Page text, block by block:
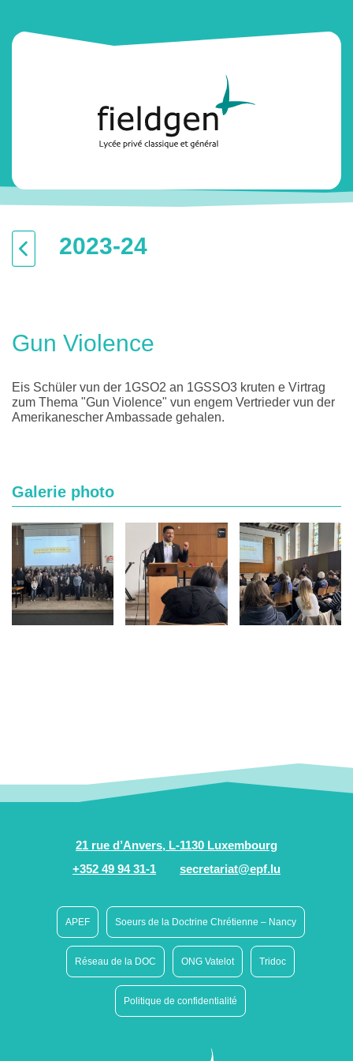
2023-24
Gun Violence
Eis Schüler vun der 1GSO2 an 1GSSO3 kruten e Virtrag
zum Thema "Gun Violence" vun engem Vertrieder vun der
Amerikanescher Ambassade gehalen.
Galerie photo
21 rue d’Anvers, L-1130 Luxembourg
+352 49 94 31-1
secretariat@epf.lu
APEF Soeurs de la Doctrine Chrétienne – Nancy
Réseau de la DOC ONG Vatelot Tridoc
Politique de confidentialité